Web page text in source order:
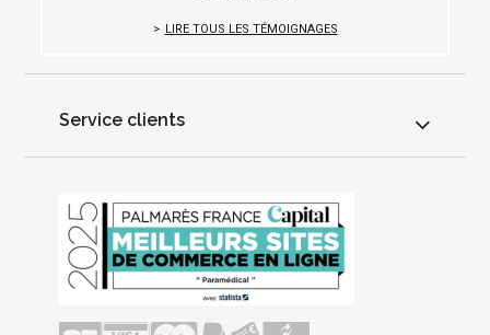
LIRE TOUS LES TÉMOIGNAGES
Service clients